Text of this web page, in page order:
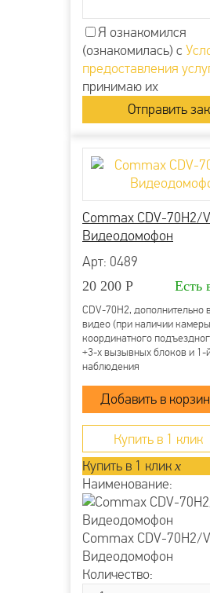
Я ознакомился
(ознакомилась) с
предоставления
принимаю их
Commax CDV-70H2/
Видеодомофон
Арт: 0489
20 200 Р Есть
CDV-70H2, дополнительно
видео (при наличии
координатного
+3-х вызывных блоков и 1-
наблюдения
Купить в 1 клик
Купить в 1 клик x
Наименование:
Commax CDV-70H2/
Видеодомофон
Количество: